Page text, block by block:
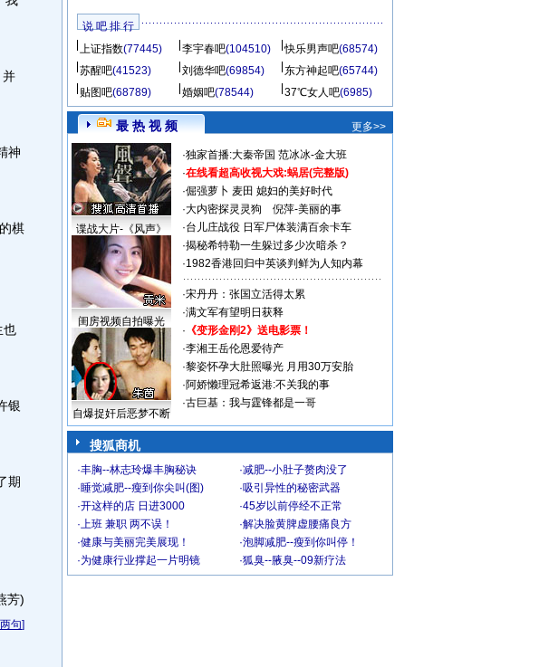
神
棋
也
银
期
芳)
句]
说 吧 排 行
上证指数(77445) 李宇春吧(104510) 快乐男声吧(68574)
苏醒吧(41523) 刘德华吧(69854) 东方神起吧(65744)
贴图吧(68789) 婚姻吧(78544) 37℃女人吧(6985)
最 热 视 频 更多>>
谍战大片-《风声》
闺房视频自拍曝光
自爆捉奸后恶梦不断
·独家首播:大秦帝国 范冰冰-金大班
·在线看超高收视大戏:蜗居(完整版)
·倔强萝卜 麦田 媳妇的美好时代
·大内密探灵灵狗
倪萍-美丽的事
·台儿庄战役 日军尸体装满百余卡车
·揭秘希特勒一生躲过多少次暗杀？
·1982香港回归中英谈判鲜为人知内幕
·宋丹丹：张国立活得太累
·满文军有望明日获释
· 《变形金刚2》送电影票！
·李湘王岳伦恩爱待产
·黎姿怀孕大肚照曝光 月用30万安胎
·阿娇懒理冠希返港:不关我的事
·古巨基：我与霆锋都是一哥
搜狐商机
·丰胸--林志玲爆丰胸秘诀 ·减肥--小肚子赘肉没了
·睡觉减肥--瘦到你尖叫(图) ·吸引异性的秘密武器
·开这样的店 日进3000 ·45岁以前停经不正常
·上班 兼职 两不误！ ·解决脸黄脾虚腰痛良方
·健康与美丽完美展现！ ·泡脚减肥--瘦到你叫停！
·为健康行业撑起一片明镜 ·狐臭--腋臭--09新疗法